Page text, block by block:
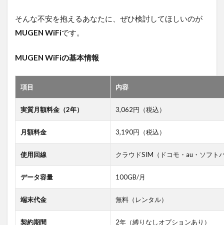
そんな不安を抱えるあなたに、ぜひ検討してほしいのが
MUGEN WiFiです。
MUGEN WiFiの基本情報
項目 内容
実質月額料金（2年） 3,062円（税込）
月額料金 3,190円（税込）
使用回線 クラウドSIM（ドコモ・au・ソフト
データ容量 100GB/月
端末代金 無料（レンタル）
契約期間 2年（縛りなしオプションあり）